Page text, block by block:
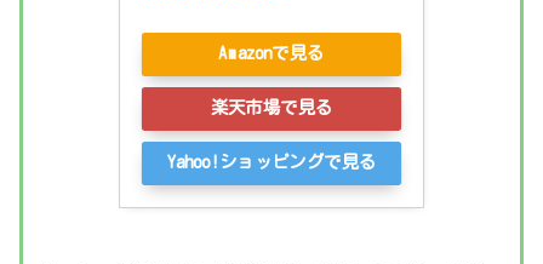
Amazonで見る
楽天市場で見る
Yahoo!ショッピングで見る